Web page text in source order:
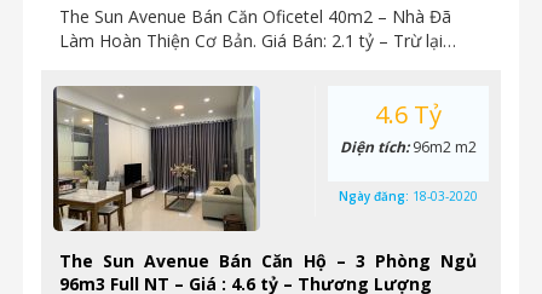
The Sun Avenue Bán Căn Oficetel 40m2 – Nhà Đã
Làm Hoàn Thiện Cơ Bản. Giá Bán: 2.1 tỷ – Trừ lại…
The Sun Avenue Bán Căn Hộ – 3 Phòng Ngủ
96m3 Full NT – Giá : 4.6 tỷ – Thương Lượng
4.6 Tỷ
Diện tích:96m2 m2
Ngày đăng: 18-03-2020